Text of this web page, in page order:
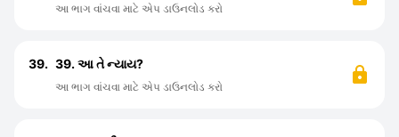
આ ભાગ વાંચવા માટે એપ ડાઉનલોડ કરો
39. 39. આ તે ન્યાય?
આ ભાગ વાંચવા માટે એપ ડાઉનલોડ કરો